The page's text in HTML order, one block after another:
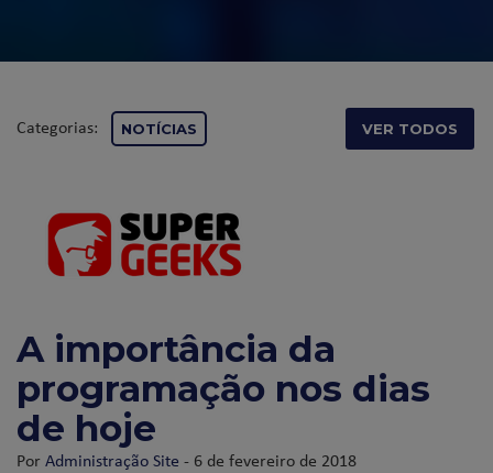
Categorias: NOTÍCIAS VER TODOS
A importância da
programação nos dias
de hoje
PorAdministração Site - 6 de fevereiro de 2018